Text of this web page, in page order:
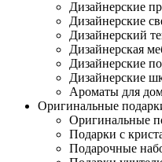
Дизайнерские
Дизайнерские
Дизайнерский
Дизайнерская
Дизайнерские
Дизайнерские
Ароматы для
Оригинальные
Оригинальные
Подарки с
Подарочные